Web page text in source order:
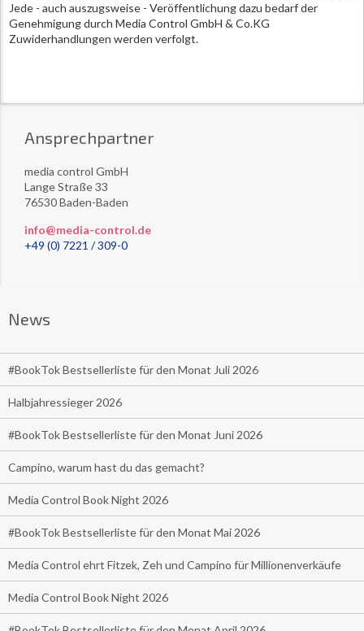
Jede - auch auszugsweise - Veröffentlichung dazu bedarf der
Genehmigung durch Media Control GmbH & Co.KG
Zuwiderhandlungen werden verfolgt.
Ansprechpartner
media control GmbH
Lange Straße 33
76530 Baden-Baden
info@media-control.de
+49 (0) 7221 / 309-0
News
#BookTok Bestsellerliste für den Monat Juli 2026
Halbjahressieger 2026
#BookTok Bestsellerliste für den Monat Juni 2026
Campino, warum hast du das gemacht?
Media Control Book Night 2026
#BookTok Bestsellerliste für den Monat Mai 2026
Media Control ehrt Fitzek, Zeh und Campino für Millionenverkäufe
Media Control Book Night 2026